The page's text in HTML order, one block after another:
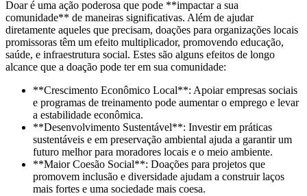
Doar é uma ação poderosa que pode **impactar a sua
comunidade** de maneiras significativas. Além de ajudar
diretamente aqueles que precisam, doações para organizações locais
promissoras têm um efeito multiplicador, promovendo educação,
saúde, e infraestrutura social. Estes são alguns efeitos de longo
alcance que a doação pode ter em sua comunidade:
**Crescimento Econômico Local**: Apoiar empresas sociais
e programas de treinamento pode aumentar o emprego e levar
a estabilidade econômica.
**Desenvolvimento Sustentável**: Investir em práticas
sustentáveis e em preservação ambiental ajuda a garantir um
futuro melhor para moradores locais e o meio ambiente.
**Maior Coesão Social**: Doações para projetos que
promovem inclusão e diversidade ajudam a construir laços
mais fortes e uma sociedade mais coesa.